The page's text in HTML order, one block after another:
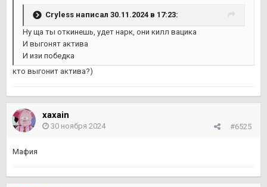
Cryless написал 30.11.2024 в 17:23:
Ну ща ты откинешь, удет нарк, они килл вацика
И выгонят актива
И изи победка
кто выгонит актива?)
xaxain
#6525
30 ноября 2024
Мафия